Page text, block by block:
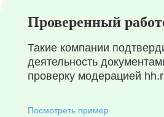
Проверенный
Такие компании
деятельность
проверку модерацией
Посмотреть пример